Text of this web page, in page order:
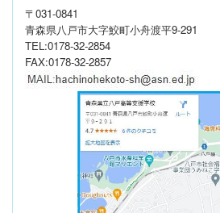
〒031-0841
青森県八戸市大字鮫町小舟渡平9-291
TEL:0178-32-2854
FAX:0178-32-2857